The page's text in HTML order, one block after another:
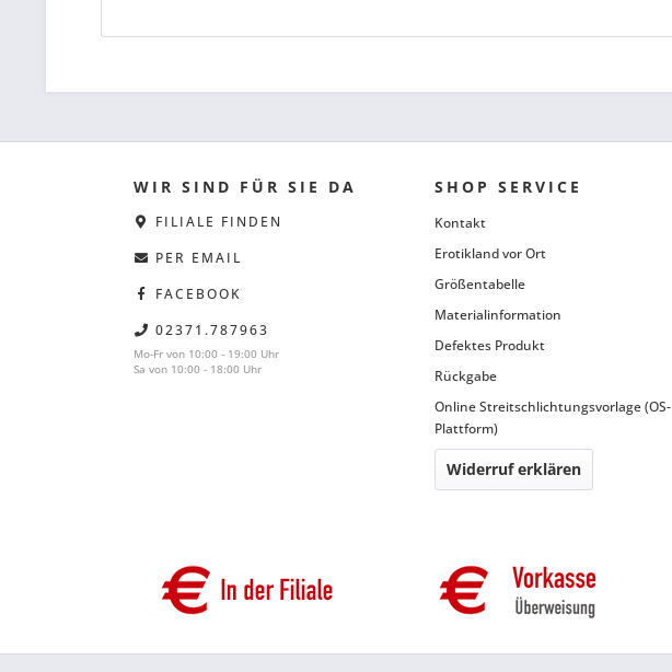
WIR SIND FÜR SIE DA
FILIALE FINDEN
PER EMAIL
FACEBOOK
02371.787963
Mo-Fr von 10:00 - 19:00 Uhr
Sa von 10:00 - 18:00 Uhr
SHOP SERVICE
Kontakt
Erotikland vor Ort
Größentabelle
Materialinformation
Defektes Produkt
Rückgabe
Online Streitschlichtungsvorlage (OS-
Plattform)
Widerruf erklären